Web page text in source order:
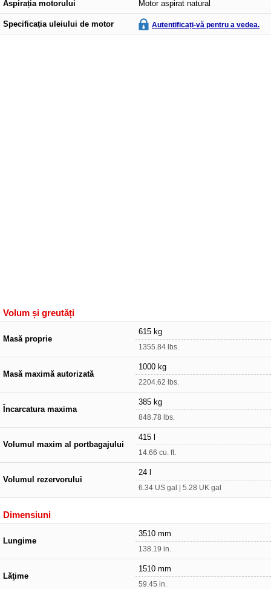
Aspirația motorului Motor aspirat natural
Specificația uleiului de motor Autentificați-vă pentru a vedea.
Volum și greutăți
Masă proprie
615 kg
1355.84 lbs.
Masă maximă autorizată
1000 kg
2204.62 lbs.
Încarcatura maxima
385 kg
848.78 lbs.
Volumul maxim al portbagajului
415 l
14.66 cu. ft.
Volumul rezervorului
24 l
6.34 US gal | 5.28 UK gal
Dimensiuni
Lungime
3510 mm
138.19 in.
Lăţime
1510 mm
59.45 in.